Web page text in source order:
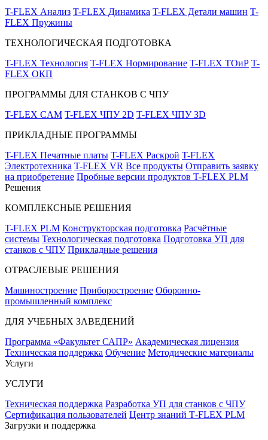
T-FLEX Анализ T-FLEX Динамика T-FLEX Детали машин T-
FLEX Пружины
ТЕХНОЛОГИЧЕСКАЯ ПОДГОТОВКА
T-FLEX Технология T-FLEX Нормирование T-FLEX ТОиР T-
FLEX ОКП
ПРОГРАММЫ ДЛЯ СТАНКОВ С ЧПУ
T-FLEX CAM T-FLEX ЧПУ 2D T-FLEX ЧПУ 3D
ПРИКЛАДНЫЕ ПРОГРАММЫ
T-FLEX Печатные платы T-FLEX Раскрой T-FLEX
Электротехника T-FLEX VR Все продукты Отправить заявку
на приобретение Пробные версии продуктов T-FLEX PLM
Решения
КОМПЛЕКСНЫЕ РЕШЕНИЯ
T-FLEX PLM Конструкторская подготовка Расчётные
системы Технологическая подготовка Подготовка УП для
станков с ЧПУ Прикладные решения
ОТРАСЛЕВЫЕ РЕШЕНИЯ
Машиностроение Приборостроение Оборонно-
промышленный комплекс
ДЛЯ УЧЕБНЫХ ЗАВЕДЕНИЙ
Программа «Факультет САПР» Академическая лицензия
Техническая поддержка Обучение Методические материалы
Услуги
УСЛУГИ
Техническая поддержка Разработка УП для станков с ЧПУ
Сертификация пользователей Центр знаний T‑FLEX PLM
Загрузки и поддержка